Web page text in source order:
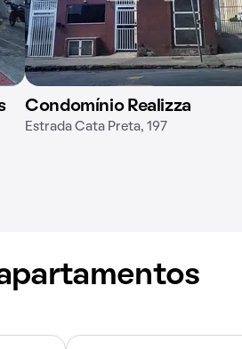
Condomínio Realizza
Estrada Cata Preta, 197